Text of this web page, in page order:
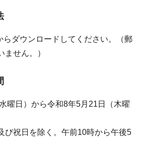
らダウンロードしてください。（郵
ません。）
曜日）から令和8年5月21日（木曜
び祝日を除く。午前10時から午後5